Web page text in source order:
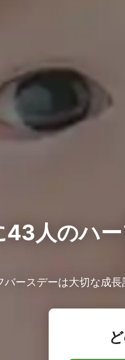
43人のハ
バースデーは大切な成